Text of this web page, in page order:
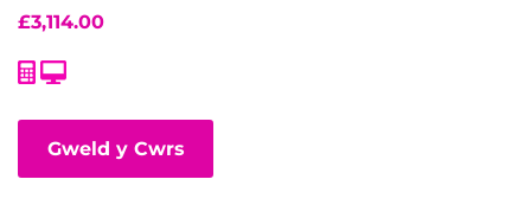
£3,114.00
Gweld y Cwrs